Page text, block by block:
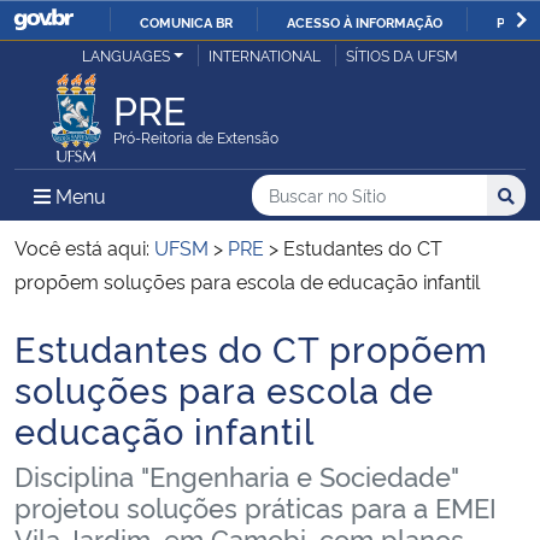
IR
COMUNICA BR ACESSO À INFORMAÇÃO
Ministério da Justiça e Segurança Pública
Ministério da Defesa
Ministério das Relações Exteriores
Ministério da Infraestrutura
Ministério da Agricultura, Pecuária e Abastecimento
Ministério da Educação
LANGUAGES INTERNATIONAL SÍTIOS DA UFSM
PRE
Pró-Reitoria de Extensão
Menu Menu Principal do Sítio
Busca
Buscar no no Sítio
Busca:
Você está aqui: UFSM > PRE > Estudantes do CT
propõem soluções para escola de educação infantil
Início do conteúdo
Estudantes do CT propõem
soluções para escola de
educação infantil
Disciplina "Engenharia e Sociedade"
projetou soluções práticas para a EMEI